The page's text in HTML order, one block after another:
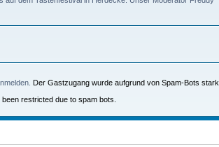
Der Gastzugang wurde aufgrund von Spam-Bots stark
restricted due to spam bots.